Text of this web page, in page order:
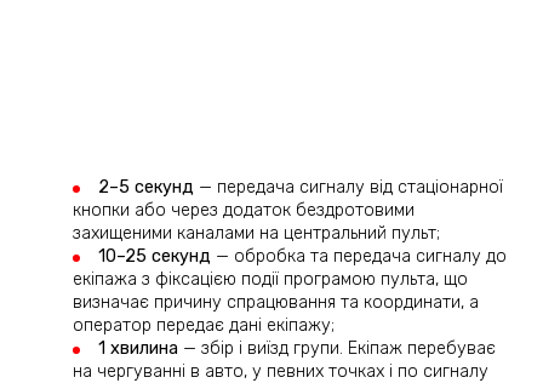
2–5 секунд — передача сигналу від стаціонарної
кнопки або через додаток бездротовими
захищеними каналами на центральний пульт;
10–25 секунд — обробка та передача сигналу до
екіпажа з фіксацією події програмою пульта, що
визначає причину спрацювання та координати, а
оператор передає дані екіпажу;
1 хвилина — збір і виїзд групи. Екіпаж перебуває
на чергуванні в авто, у певних точках і по сигналу